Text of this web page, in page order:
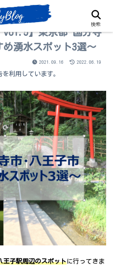
vol.5】東京都 国分寺
湧水スポット3選～
2021.09.16 2022.06.19
利用しています。
王子駅周辺のスポットに行ってきま
検索